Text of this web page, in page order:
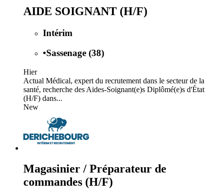
AIDE SOIGNANT (H/F)
Intérim
•Sassenage (38)
Hier
Actual Médical, expert du recrutement dans le secteur de la
santé, recherche des Aides-Soignant(e)s Diplômé(e)s d'État
(H/F) dans...
New
Magasinier / Préparateur de
commandes (H/F)